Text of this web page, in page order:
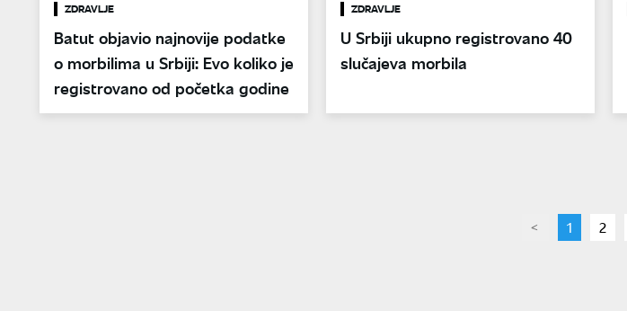
ZDRAVLJE
Batut objavio najnovije podatke
o morbilima u Srbiji: Evo koliko je
registrovano od početka godine
ZDRAVLJE
U Srbiji ukupno registrovano 40
slučajeva morbila
pageYou're
1 page
2